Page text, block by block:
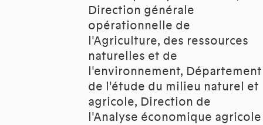
Direction générale
opérationnelle de
l'Agriculture, des ressources
naturelles et de
l'environnement, Département
de l'étude du milieu naturel et
agricole, Direction de
l'Analyse économique agricole